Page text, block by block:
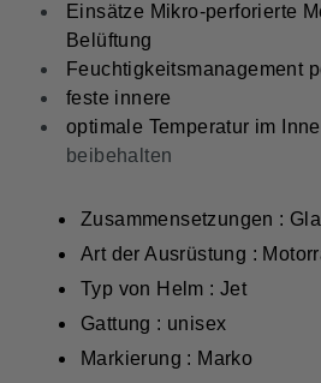
Einsätze Mikro-perforierte
Belüftung
Feuchtigkeitsmanagement
feste innere
optimale Temperatur im
beibehalten
Zusammensetzungen :
Art der Ausrüstung :
Typ von Helm : Jet
Gattung : unisex
Markierung : Marko